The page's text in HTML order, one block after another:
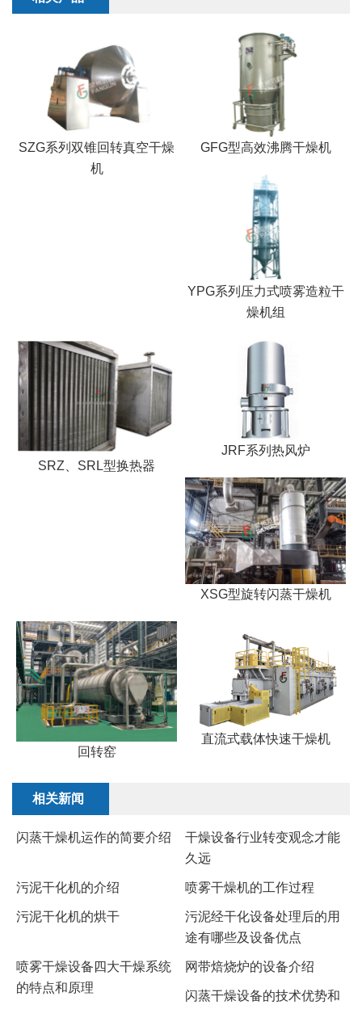
SZG系列双锥回转真空干燥
机
GFG型高效沸腾干燥机
YPG系列压力式喷雾造粒干
燥机组
SRZ、SRL型换热器
JRF系列热风炉
XSG型旋转闪蒸干燥机
回转窑
直流式载体快速干燥机
相关新闻
闪蒸干燥机运作的简要介绍
干燥设备行业转变观念才能
久远
污泥干化机的介绍 喷雾干燥机的工作过程
​污泥干化机的烘干
污泥经干化设备处理后的用
途有哪些及设备优点
喷雾干燥设备四大干燥系统
的特点和原理
网带焙烧炉的设备介绍
闪蒸干燥设备的技术优势和